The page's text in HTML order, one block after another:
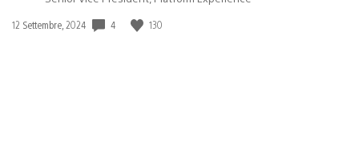
Data
12 Settembre, 2024 4 130